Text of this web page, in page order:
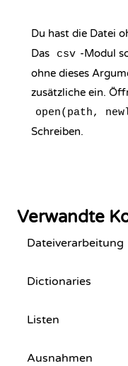
Du hast die Datei
Das
csv -Modul
ohne dieses
zusätzliche ein.
open(path,
Schreiben.
Verwandte
Dateiverarbeitung
Dictionaries
Listen
Ausnahmen